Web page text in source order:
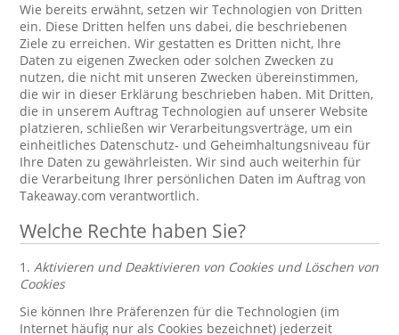
Wie bereits erwähnt, setzen wir Technologien von Dritten
ein. Diese Dritten helfen uns dabei, die beschriebenen
Ziele zu erreichen. Wir gestatten es Dritten nicht, Ihre
Daten zu eigenen Zwecken oder solchen Zwecken zu
nutzen, die nicht mit unseren Zwecken übereinstimmen,
die wir in dieser Erklärung beschrieben haben. Mit Dritten,
die in unserem Auftrag Technologien auf unserer Website
platzieren, schließen wir Verarbeitungsverträge, um ein
einheitliches Datenschutz- und Geheimhaltungsniveau für
Ihre Daten zu gewährleisten. Wir sind auch weiterhin für
die Verarbeitung Ihrer persönlichen Daten im Auftrag von
Takeaway.com verantwortlich.
Welche Rechte haben Sie?
1.Aktivieren und Deaktivieren von Cookies und Löschen von
Cookies
Sie können Ihre Präferenzen für die Technologien (im
Internet häufig nur als Cookies bezeichnet) jederzeit